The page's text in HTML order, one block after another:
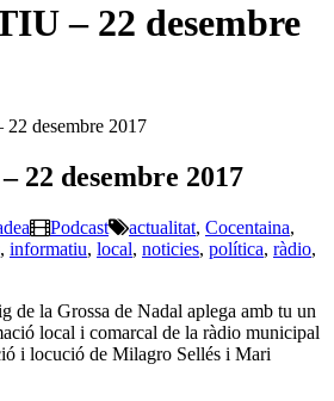
– 22 desembre
desembre 2017
22 desembre 2017
Podcast actualitat, Cocentaina,
, informatiu, local, noticies, política, ràdio,
de la Grossa de Nadal aplega amb tu un
local i comarcal de la ràdio municipal
i locució de Milagro Sellés i Mari